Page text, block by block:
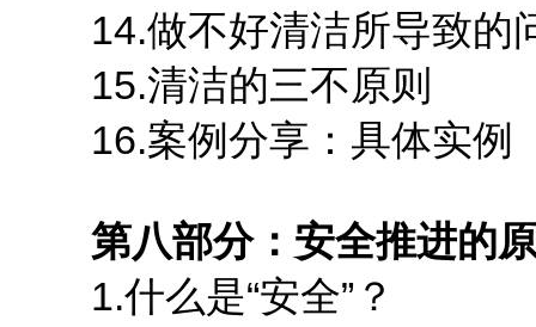
14.做不好清洁所导致的
15.清洁的三不原则
16.案例分享：具体实例
第八部分：安全推进的
1.什么是“安全”？